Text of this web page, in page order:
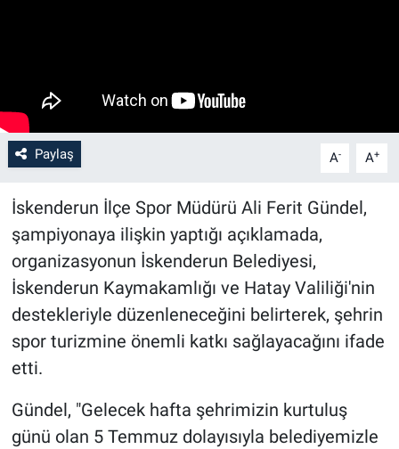
Paylaş A- A+
İskenderun İlçe Spor Müdürü Ali Ferit Gündel,
şampiyonaya ilişkin yaptığı açıklamada,
organizasyonun İskenderun Belediyesi,
İskenderun Kaymakamlığı ve Hatay Valiliği'nin
destekleriyle düzenleneceğini belirterek, şehrin
spor turizmine önemli katkı sağlayacağını ifade
etti.
Gündel, "Gelecek hafta şehrimizin kurtuluş
günü olan 5 Temmuz dolayısıyla belediyemizle